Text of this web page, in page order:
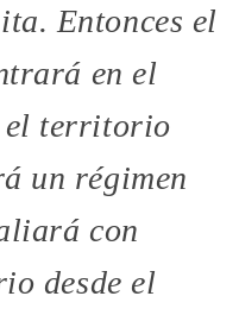
Entonces el
en el
el territorio
un régimen
con
desde el